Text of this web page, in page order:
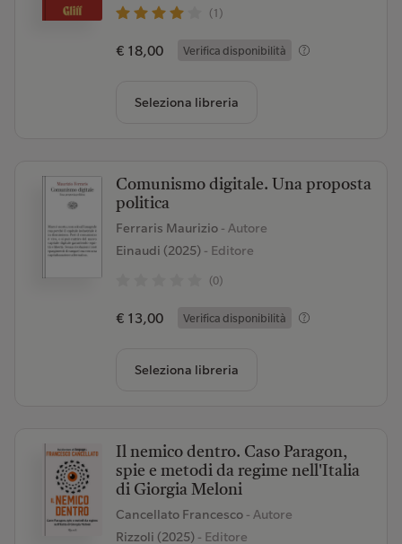
(1)
€ 18,00 Verifica disponibilità
Seleziona libreria
Comunismo digitale. Una proposta
politica
Ferraris Maurizio - Autore
Einaudi (2025)- Editore
(0)
€ 13,00 Verifica disponibilità
Seleziona libreria
Il nemico dentro. Caso Paragon,
spie e metodi da regime nell'Italia
di Giorgia Meloni
Cancellato Francesco - Autore
Rizzoli (2025)- Editore